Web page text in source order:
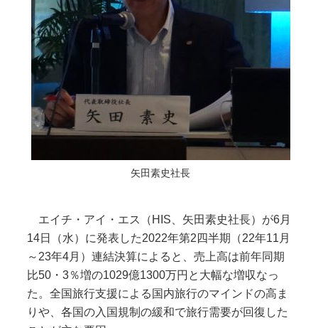
矢田素史社長
エイチ・アイ・エス（HIS、矢田素史社長）が6月
14日（水）に発表した2022年第2四半期（22年11月
～23年4月）連結決算によると、売上高は前年同期
比50・3％増の1029億1300万円と大幅な増収なっ
た。全国旅行支援による国内旅行のマインドの高ま
りや、各国の入国規制の緩和で旅行需要が回復した